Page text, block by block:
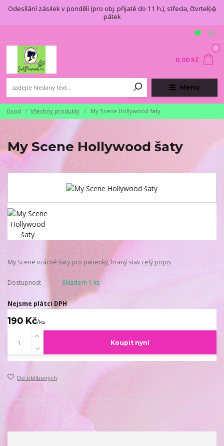
Odesílání zásilek v pondělí (pro obj. přijaté do 11 h.), středa, čtvrtek a
pátek
Menu
0
0,00 Kč
Úvod Všechny produkty My Scene Hollywood šaty
My Scene Hollywood šaty
My Scene vzácné šaty pro panenky, hraný stav celý popis
Dostupnost Skladem 1 ks
Nejsme plátci DPH
190 Kč/ks
Koupit nyní
Do oblíbených